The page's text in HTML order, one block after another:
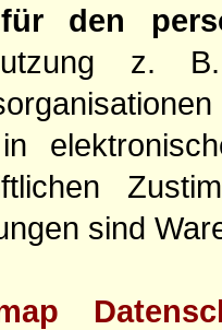
den
z.
in
sind